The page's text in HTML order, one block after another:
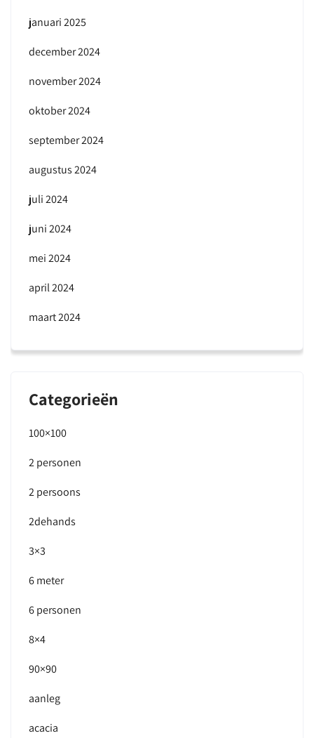
januari 2025
december 2024
november 2024
oktober 2024
september 2024
augustus 2024
juli 2024
juni 2024
mei 2024
april 2024
maart 2024
Categorieën
100×100
2 personen
2 persoons
2dehands
3×3
6 meter
6 personen
8×4
90×90
aanleg
acacia